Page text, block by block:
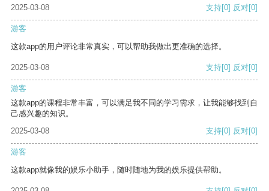
2025-03-08
支持[0] 反对[0]
游客
这款app的用户评论非常真实，可以帮助我做出更准确的选择。
2025-03-08 支持[0] 反对[0]
游客
这款app的课程非常丰富，可以满足我不同的学习需求，让我能够找到自
己感兴趣的知识。
2025-03-08
支持[0] 反对[0]
游客
这款app就像我的娱乐小助手，随时随地为我的娱乐提供帮助。